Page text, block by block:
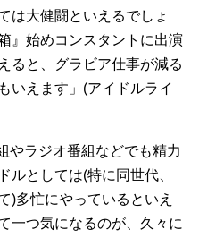
は大健闘といえるでしょ
』始めコンスタントに出演
ると、グラビア仕事が減る
いえます」(アイドルライ
ラジオ番組などでも精力
ルとしては(特に同世代、
)多忙にやっているといえ
一つ気になるのが、久々に